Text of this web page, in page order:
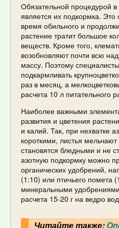
Обязательной процедурой
является их подкормка. Это
время обильного и
растение тратит большое
веществ. Кроме того,
возобновляют почти всю
массу. Поэтому
подкармливать
раз в месяц, а
расчета 10 л питательного
Наиболее важными
развития и цветения
и калий. Так, при нехватке
короткими, листья
становятся бледными и не
азотную подкормку можно
органических удобрений,
(1:10) или птичьего помета
минеральными
расчета 15-20 г на ведро
Читайте также: